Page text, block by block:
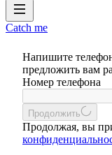
Catch me
Напишите
предложить вам
Номер телефона
Продолжить
Продолжая, вы